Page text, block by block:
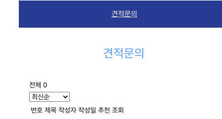
견적문의
견적문의
전체 0
번호 제목 작성자 작성일 추천 조회